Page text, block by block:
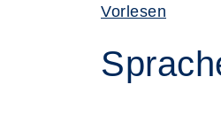
Vorlesen